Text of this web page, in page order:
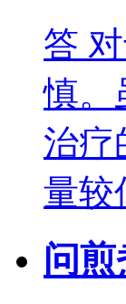
答
慎。
治疗
量较
问煎